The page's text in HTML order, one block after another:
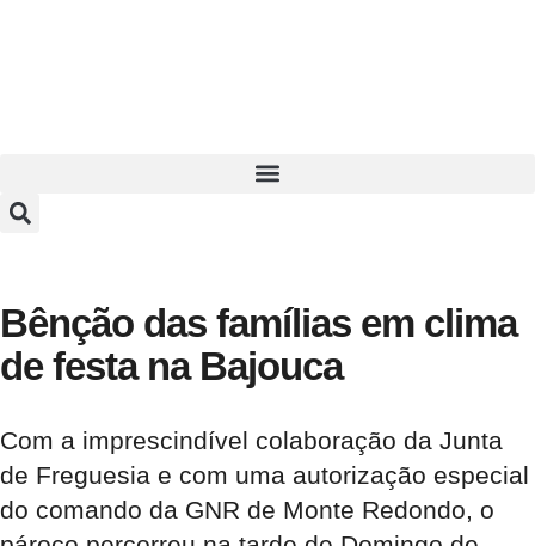
Bênção das famílias em clima
de festa na Bajouca
Com a imprescindível colaboração da Junta
de Freguesia e com uma autorização especial
do comando da GNR de Monte Redondo, o